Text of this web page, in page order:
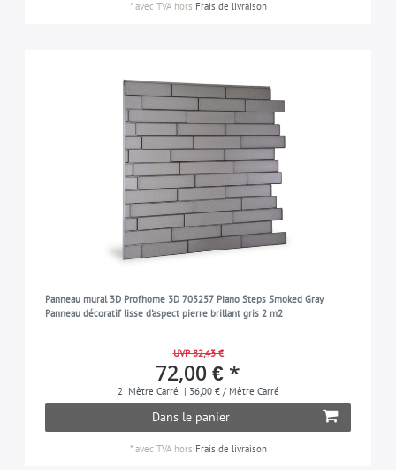
*avec TVAhors Frais de livraison
Panneau mural 3D Profhome 3D 705257 Piano Steps Smoked Gray
Panneau décoratif lisse d'aspect pierre brillant gris 2 m2
UVP 82,43 €
72,00 € *
2 Mètre Carré | 36,00 € / Mètre Carré
Dans le panier
*avec TVAhors Frais de livraison